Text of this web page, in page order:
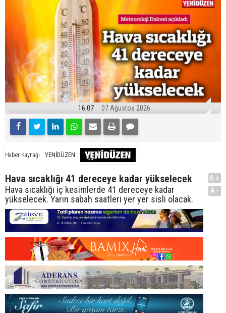
16:07 07 Ağustos 2026
Haber Kaynağı YENİDÜZEN
Hava sıcaklığı 41 dereceye kadar yükselecek
Hava sıcaklığı iç kesimlerde 41 dereceye kadar
yükselecek. Yarın sabah saatleri yer yer sisli olacak.
A+
A-